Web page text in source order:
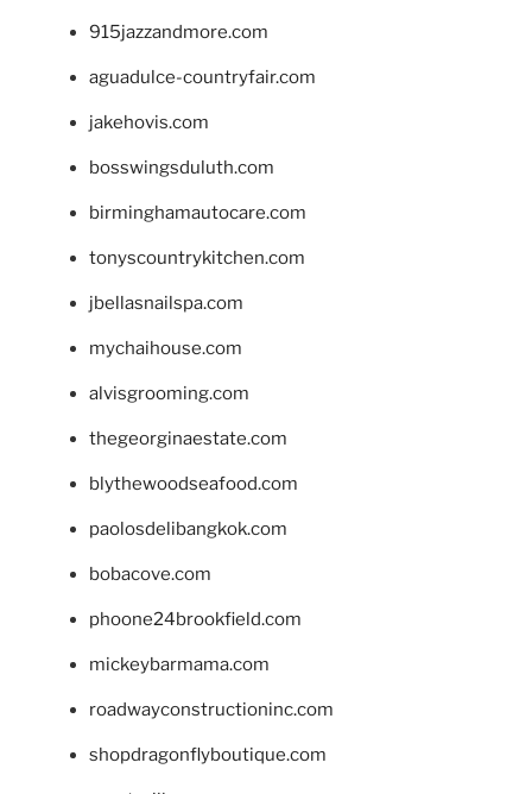
915jazzandmore.com
aguadulce-countryfair.com
jakehovis.com
bosswingsduluth.com
birminghamautocare.com
tonyscountrykitchen.com
jbellasnailspa.com
mychaihouse.com
alvisgrooming.com
thegeorginaestate.com
blythewoodseafood.com
paolosdelibangkok.com
bobacove.com
phoone24brookfield.com
mickeybarmama.com
roadwayconstructioninc.com
shopdragonflyboutique.com